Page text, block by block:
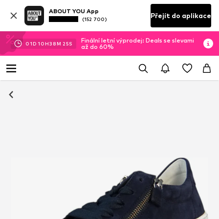
ABOUT YOU App
(152 700) Přejít do aplikace
01D 10H38M 24S
Finální letní výprodej: Deals se slevami
až do 60%